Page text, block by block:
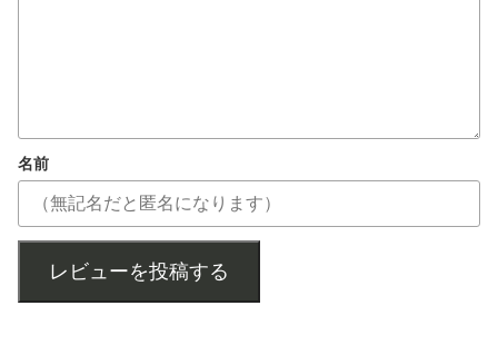
名前
レビューを投稿する